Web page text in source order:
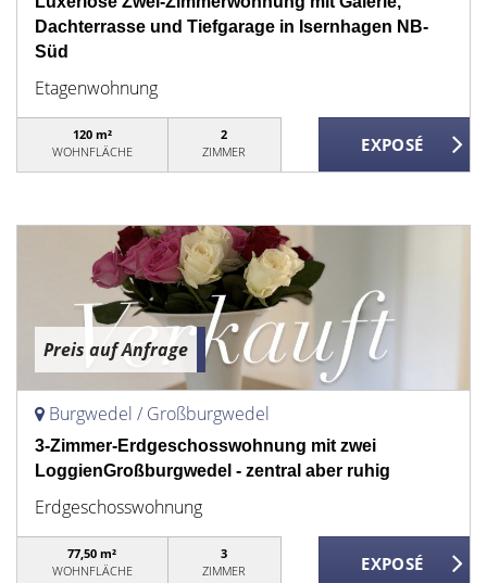
Dachterrasse und Tiefgarage in Isernhagen NB-
Süd
Etagenwohnung
120 m²
WOHNFLÄCHE
2
ZIMMER
Preis auf Anfrage
Burgwedel / Großburgwedel
3-Zimmer-Erdgeschosswohnung mit zwei
LoggienGroßburgwedel - zentral aber ruhig
Erdgeschosswohnung
77,50 m²
WOHNFLÄCHE
3
ZIMMER